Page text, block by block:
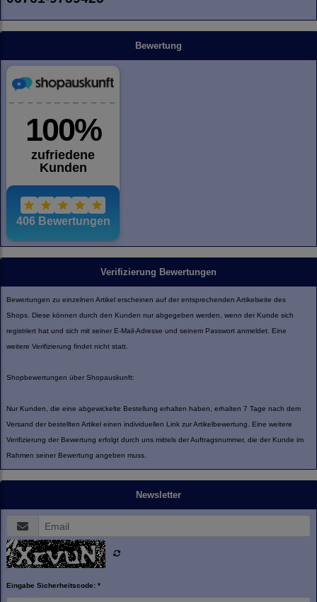
Bewertung
Verifizierung Bewertungen
Bewertungen zu einzelnen Artikel erscheinen auf der entsprechenden Artikelseite des
Shops. Diese können durch den Kunden nur abgegeben werden, wenn der Kunde sich
registriert hat und sich mit seiner E-Mail-Adresse und seinem Passwort anmeldet. Eine
weitere Verifizierung findet nicht statt.
Shopbewertungen über Shopauskunft:
Nur Kunden, die eine abgewickelte Bestellung erhalten haben, erhalten 7 Tage nach dem
Versand der bestellten Artikel einen individuellen Link zur Artikelbewertung. Eine weitere
Verifizierung der Bewertung erfolgt durch uns mittels der Auftragsnummer, die der Kunde im
Rahmen seiner Bewertung angeben muss.
Newsletter
Eingabe Sicherheitscode: *